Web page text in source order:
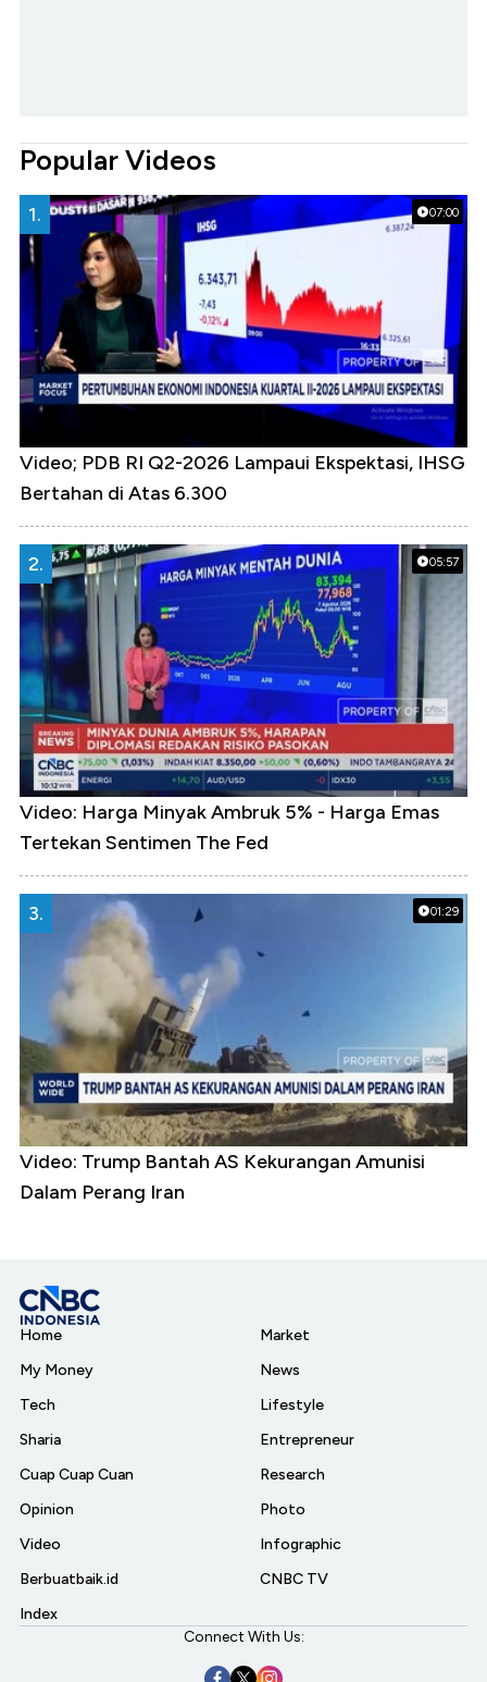
Popular Videos
07:00
1.
Video; PDB RI Q2-2026 Lampaui Ekspektasi, IHSG
Bertahan di Atas 6.300
05:57
2.
Video: Harga Minyak Ambruk 5% - Harga Emas
Tertekan Sentimen The Fed
01:29
3.
Video: Trump Bantah AS Kekurangan Amunisi
Dalam Perang Iran
Home
My Money
Tech
Sharia
Cuap Cuap Cuan
Opinion
Video
Berbuatbaik.id
Index
Market
News
Lifestyle
Entrepreneur
Research
Photo
Infographic
CNBC TV
Connect With Us: